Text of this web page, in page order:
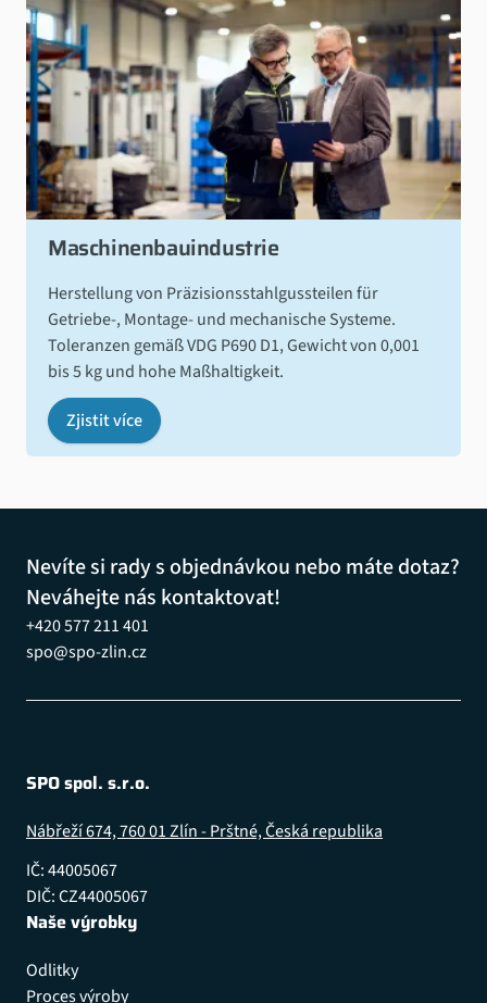
Maschinenbauindustrie
Herstellung von Präzisionsstahlgussteilen für
Getriebe-, Montage- und mechanische Systeme.
Toleranzen gemäß VDG P690 D1, Gewicht von 0,001
bis 5 kg und hohe Maßhaltigkeit.
Zjistit více
Nevíte si rady s objednávkou nebo máte dotaz?
Neváhejte nás kontaktovat!
+420 577 211 401
spo@spo-zlin.cz
SPO spol. s.r.o.
Nábřeží 674, 760 01 Zlín - Prštné, Česká republika
IČ: 44005067
DIČ: CZ44005067
Naše výrobky
Odlitky
Proces výroby